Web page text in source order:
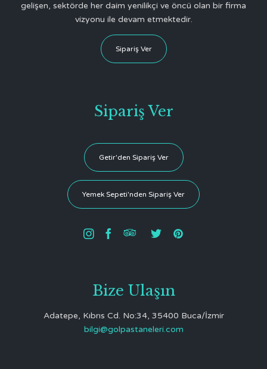
gelişen, sektörde her daim yenilikçi ve öncü olan bir firma
vizyonu ile devam etmektedir.
Sipariş Ver
Sipariş Ver
Getir'den Sipariş Ver
Yemek Sepeti'nden Sipariş Ver
    
Bize Ulaşın
Adatepe, Kıbrıs Cd. No:34, 35400 Buca/İzmir
bilgi@golpastaneleri.com